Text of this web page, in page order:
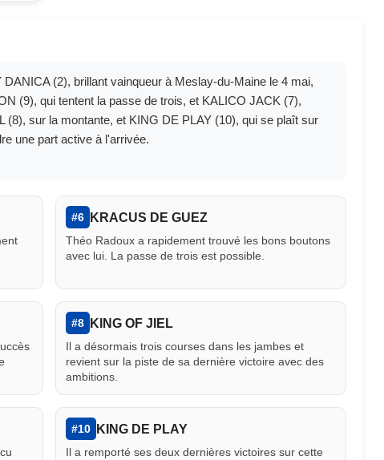
(2), brillant vainqueur à Meslay-du-Maine le 4 mai,
(9), qui tentent la passe de trois, et KALICO JACK (7),
(8), sur la montante, et KING DE PLAY (10), qui se plaît sur
une part active à l'arrivée.
#6 KRACUS DE GUEZ
Théo Radoux a rapidement trouvé les bons boutons
avec lui. La passe de trois est possible.
#8 KING OF JIEL
Il a désormais trois courses dans les jambes et
revient sur la piste de sa dernière victoire avec des
ambitions.
#10 KING DE PLAY
Il a remporté ses deux dernières victoires sur cette